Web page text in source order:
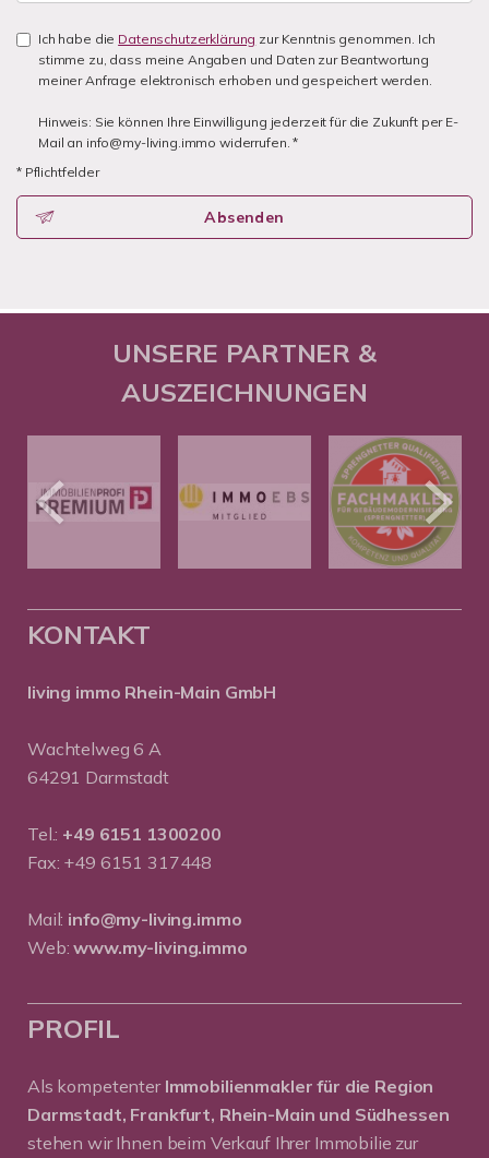
Ich habe die Datenschutzerklärung zur Kenntnis genommen. Ich
stimme zu, dass meine Angaben und Daten zur Beantwortung
meiner Anfrage elektronisch erhoben und gespeichert werden.
Hinweis: Sie können Ihre Einwilligung jederzeit für die Zukunft per E-
Mail an info@my-living.immo widerrufen. *
* Pflichtfelder
Absenden
UNSERE PARTNER &
AUSZEICHNUNGEN
KONTAKT
living immo Rhein-Main GmbH
Wachtelweg 6 A
64291 Darmstadt
Tel.: +49 6151 1300200
Fax: +49 6151 317448
Mail: info@my-living.immo
Web:www.my-living.immo
PROFIL
Als kompetenter Immobilienmakler für die Region
Darmstadt, Frankfurt, Rhein-Main und Südhessen
stehen wir Ihnen beim Verkauf Ihrer Immobilie zur